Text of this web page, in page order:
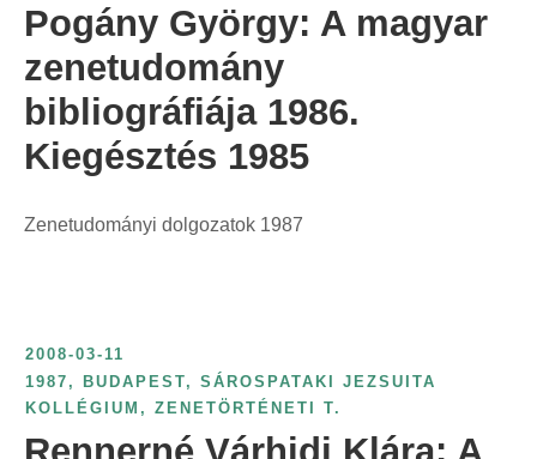
Pogány György: A magyar
zenetudomány
bibliográfiája 1986.
Kiegésztés 1985
Zenetudományi dolgozatok 1987
2008-03-11
1987 , BUDAPEST, SÁROSPATAKI JEZSUITA
KOLLÉGIUM , ZENETÖRTÉNETI T.